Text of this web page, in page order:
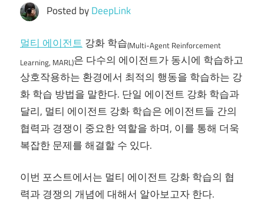
Posted byDeepLink
멀티 에이전트 강화 학습(Multi-Agent Reinforcement
Learning, MARL)은 다수의 에이전트가 동시에 학습하고
상호작용하는 환경에서 최적의 행동을 학습하는 강
화 학습 방법을 말한다. 단일 에이전트 강화 학습과
달리, 멀티 에이전트 강화 학습은 에이전트들 간의
협력과 경쟁이 중요한 역할을 하며, 이를 통해 더욱
복잡한 문제를 해결할 수 있다.
이번 포스트에서는 멀티 에이전트 강화 학습의 협
력과 경쟁의 개념에 대해서 알아보고자 한다.